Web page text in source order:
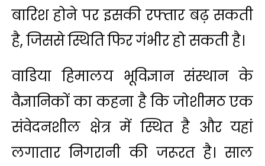
बारिश होने पर इसकी रफ्तार बढ़ सकती
है, जिससे स्थिति फिर गंभीर हो सकती है।
वाडिया हिमालय भूविज्ञान संस्थान के
वैज्ञानिकों का कहना है कि जोशीमठ एक
संवेदनशील क्षेत्र में स्थित है और यहां
लगातार निगरानी की जरूरत है। साल